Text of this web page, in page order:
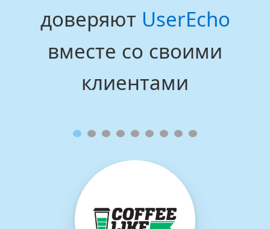
доверяют UserEcho
вместе со своими
клиентами